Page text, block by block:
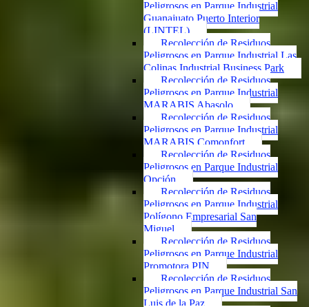
Peligrosos en Parque Industrial
Guanajuato Puerto Interior
(LINTEL)
Recolección de Residuos
Peligrosos en Parque Industrial Las
Colinas Industrial Business Park
Recolección de Residuos
Peligrosos en Parque Industrial
MARABIS Abasolo
Recolección de Residuos
Peligrosos en Parque Industrial
MARABIS Comonfort
Recolección de Residuos
Peligrosos en Parque Industrial
Opción
Recolección de Residuos
Peligrosos en Parque Industrial
Polígono Empresarial San
Miguel
Recolección de Residuos
Peligrosos en Parque Industrial
Promotora PIN
Recolección de Residuos
Peligrosos en Parque Industrial San
Luis de la Paz